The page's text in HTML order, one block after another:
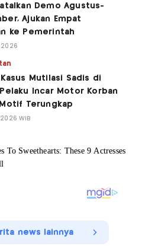
Demo Agustus-
Ajukan Empat
ke Pemerintah
2026
Mutilasi Sadis di
Incar Motor Korban
Terungkap
WIB
news lainnya